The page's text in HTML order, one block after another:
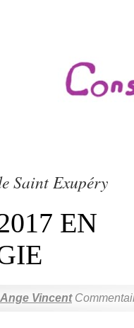
Saint Exupéry
EN
Vincent